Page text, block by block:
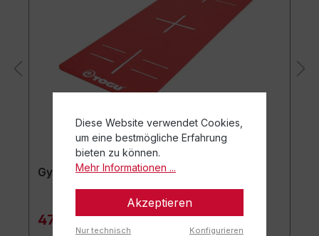
Gymnastikmatte TOGU JumpYone
47,90 €*
Diese Website verwendet Cookies,
um eine bestmögliche Erfahrung
bieten zu können.
Mehr Informationen ...
Akzeptieren
Nur technisch
Konfigurieren